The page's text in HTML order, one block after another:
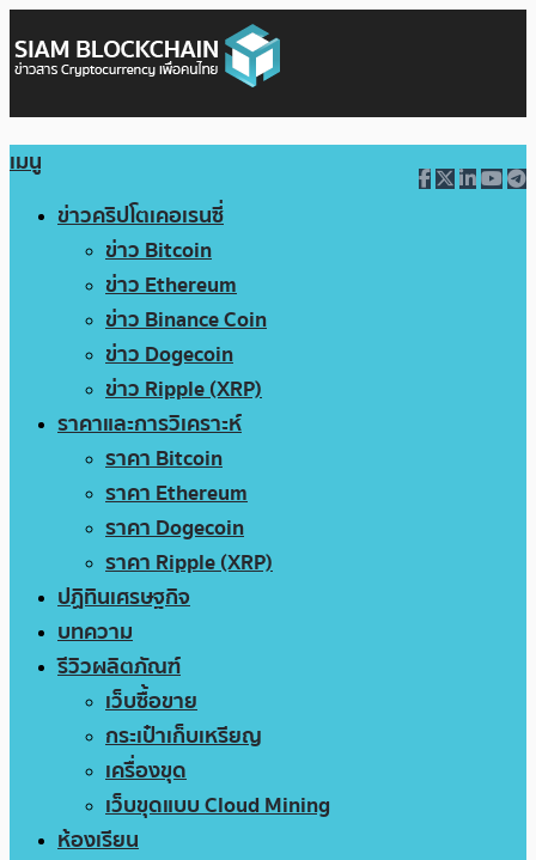
เมนู
ข่าวคริปโตเคอเรนซี่
ข่าว Bitcoin
ข่าว Ethereum
ข่าว Binance Coin
ข่าว Dogecoin
ข่าว Ripple (XRP)
ราคาและการวิเคราะห์
ราคา Bitcoin
ราคา Ethereum
ราคา Dogecoin
ราคา Ripple (XRP)
ปฏิทินเศรษฐกิจ
บทความ
รีวิวผลิตภัณฑ์
เว็บซื้อขาย
กระเป๋าเก็บเหรียญ
เครื่องขุด
เว็บขุดแบบ Cloud Mining
ห้องเรียน